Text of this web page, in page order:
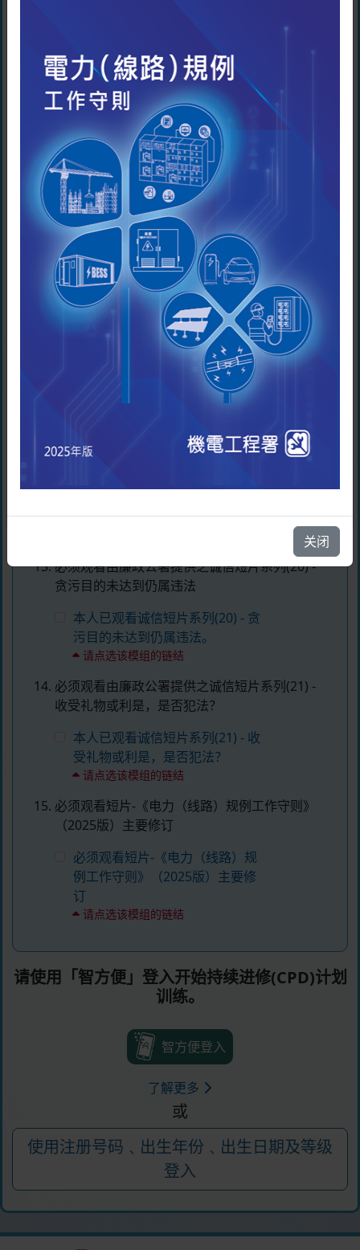
提供个人资料纯属自愿性质。如使用者未能提供足
够资料，机电工程署可能无法处理其网上练习及查
询的事宜。
资料受让人类别
机电工程署可为上文第1段所述的目的而向其他政府部门
披露申请人在本表格内提供的个人资料。
查阅个人资料
根据《个人资料(私隐)条例》第18及第22条，以及附表1
第6原则的规定，申请人或已提供个人资料的僱员均有权
要求查阅和更改相关个人资料。查阅权包括索取申请人
在本表格就其本人及僱员所提供的个人资料的复本。
任何关于本表格所收集个人资料的查询，包括要求查阅
和更改资料，均应以书面形式向机电工程署署长提出，
地址为香港九龙启成街3号机电工程署。至于其他一般查
询，请致电1823。
我已阅读并接受以上条款及细则。
关闭
本人已观看注册电业工程人员持续
进修计划 - 单元二：电动车辆充电
设施。
请点选该模组的链结
必须阅读注册电业工程人员持续进修计划 - 单元
二：新界乡村处所的漏电保护装置
本人已阅读注册电业工程人员持续
进修计划 - 单元二：新界乡村处所
的漏电保护装置。
请点选该模组的链结
必须阅读注册电业工程人员持续进修计划 - 单元
二：USB 插座的最终电路
本人已阅读注册电业工程人员持续
进修计划 - 单元二：USB 插座的最
必须阅读注册电业工程人员持续进修计划 - 单元
二：定期检测工作及停电安排
及停电安排。
必须观看由廉政公署提供之诚信短片系列(20) -
贪污目的未达到仍属违法
本人已观看诚信短片系列(20) - 贪
污目的未达到仍属违法。
请点选该模组的链结
必须观看由廉政公署提供之诚信短片系列(21) -
收受礼物或利是，是否犯法？
本人已观看诚信短片系列(21) - 收
受礼物或利是，是否犯法？
请点选该模组的链结
必须观看短片-《电力（线路）规例工作守则》
（2025版）主要修订
必须观看短片-《电力（线路）规
例工作守则》（2025版）主要修
订
请点选该模组的链结
请使用「智方便」登入开始持续进修(CPD)计划
训练。
智方便登入
了解更多
或
使用注册号码﹑出生年份﹑出生日期及等级
登入